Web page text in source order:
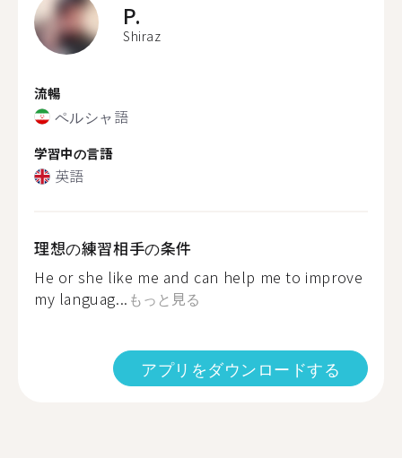
P.
Shiraz
流暢
ペルシャ語
学習中の言語
英語
理想の練習相手の条件
He or she like me and can help me to improve
my languag... もっと見る
アプリをダウンロードする